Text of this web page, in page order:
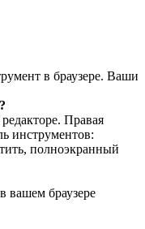
в браузере. Ваши
Правая
инструментов:
полноэкранный
вашем браузере